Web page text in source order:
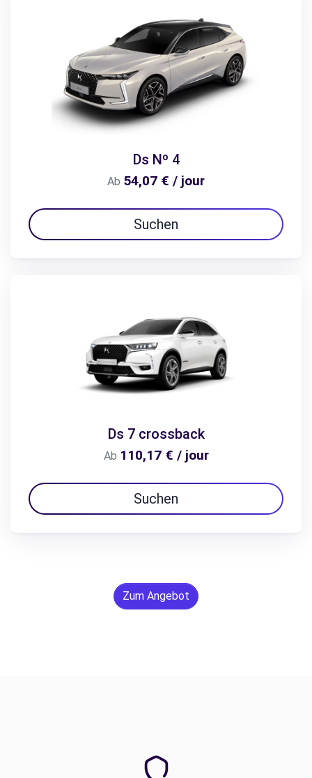
Ds Nº 4
Ab 54,07 € / jour
Suchen
Ds 7 crossback
Ab 110,17 € / jour
Suchen
Zum Angebot